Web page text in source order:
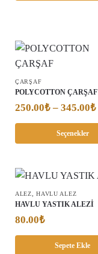
ÇARŞAF
POLYCOTTON ÇARŞAF
250.00₺ – 345.00₺
Seçenekler
ALEZ ,HAVLU ALEZ
HAVLU YASTIK ALEZİ
80.00₺
Sepete Ekle